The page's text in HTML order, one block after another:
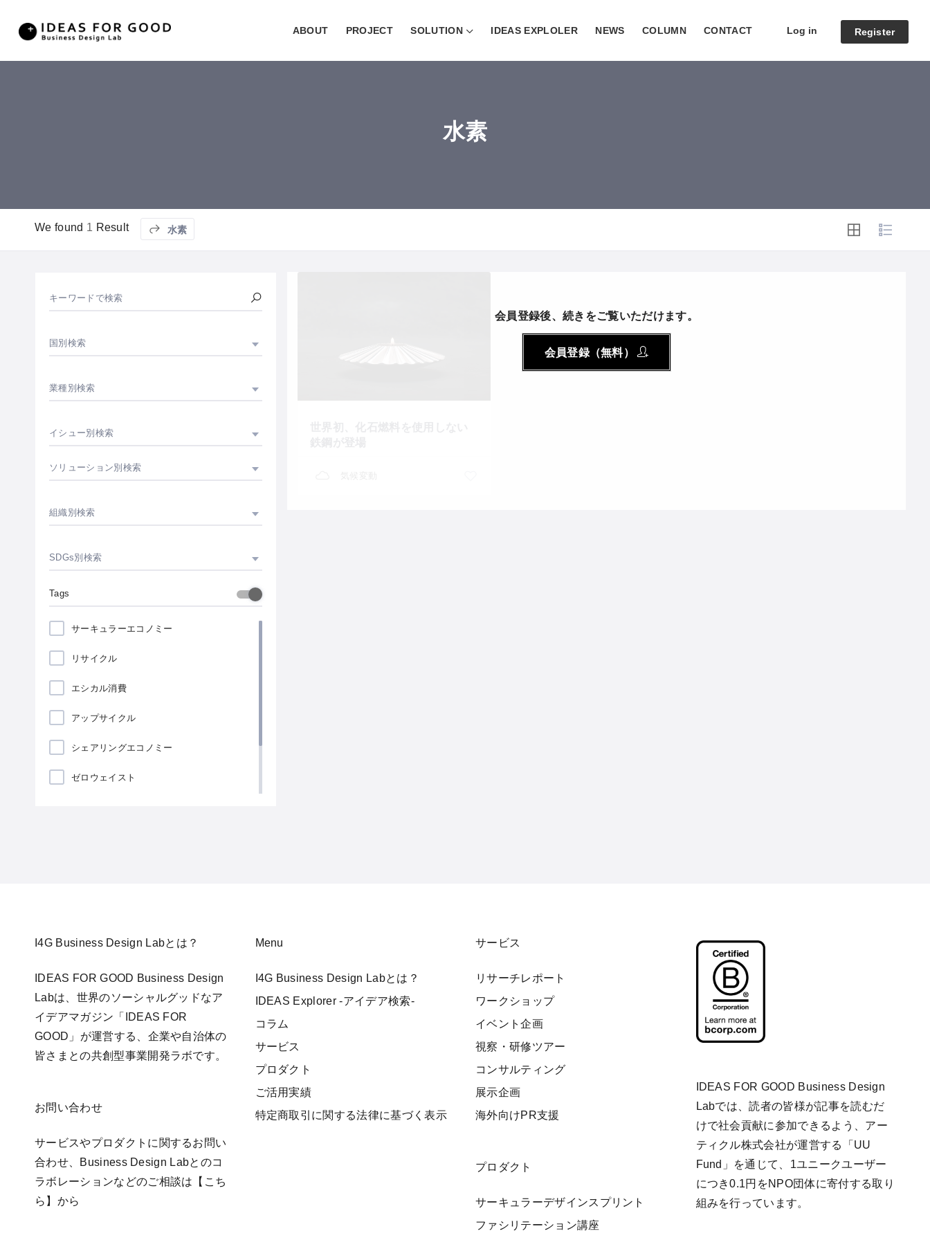
ABOUT PROJECT SOLUTION IDEAS EXPLOLER NEWS COLUMN CONTACT Log in Register
水素
We found 1 Result 水素
キーワードで検索
国別検索
業種別検索
イシュー別検索
ソリューション別検索
組織別検索
SDGs別検索
Tags
サーキュラーエコノミー
リサイクル
エシカル消費
アップサイクル
シェアリングエコノミー
ゼロウェイスト
会員登録後、続きをご覧いただけます。
会員登録（無料）
I4G Business Design Labとは？
IDEAS FOR GOOD Business Design
Labは、世界のソーシャルグッドなア
イデアマガジン「IDEAS FOR
GOOD」が運営する、企業や自治体の
皆さまとの共創型事業開発ラボです。
お問い合わせ
サービスやプロダクトに関するお問い
合わせ、Business Design Labとのコ
ラボレーションなどのご相談は 【こち
ら】 から
Menu
I4G Business Design Labとは？
IDEAS Explorer -アイデア検索-
コラム
サービス
プロダクト
ご活用実績
特定商取引に関する法律に基づく表示
サービス
リサーチレポート
ワークショップ
イベント企画
視察・研修ツアー
コンサルティング
展示企画
海外向けPR支援
プロダクト
サーキュラーデザインスプリント
ファシリテーション講座
IDEAS FOR GOOD Business Design
Labでは、読者の皆様が記事を読むだ
けで社会貢献に参加できるよう、アー
ティクル株式会社が運営する「 UU
Fund 」を通じて、1ユニークユーザー
につき0.1円をNPO団体に寄付する取り
組みを行っています。